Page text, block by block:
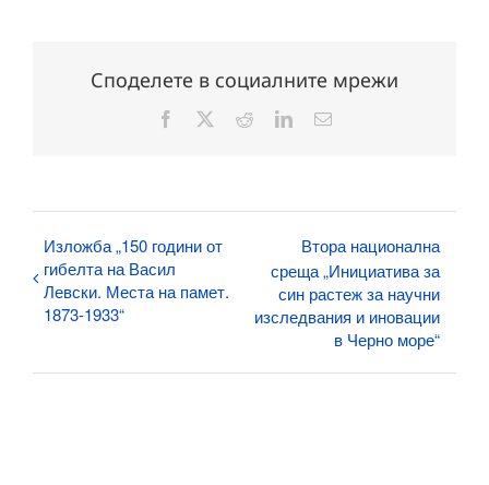
Споделете в социалните мрежи
Facebook RedditLinkedInЕлектронна
Изложба „150 години от
гибелта на Васил
Левски. Места на памет.
1873-1933“
Втора национална
среща „Инициатива за
син растеж за научни
изследвания и иновации
в Черно море“